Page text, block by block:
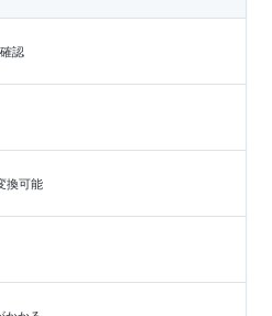
認
換可能